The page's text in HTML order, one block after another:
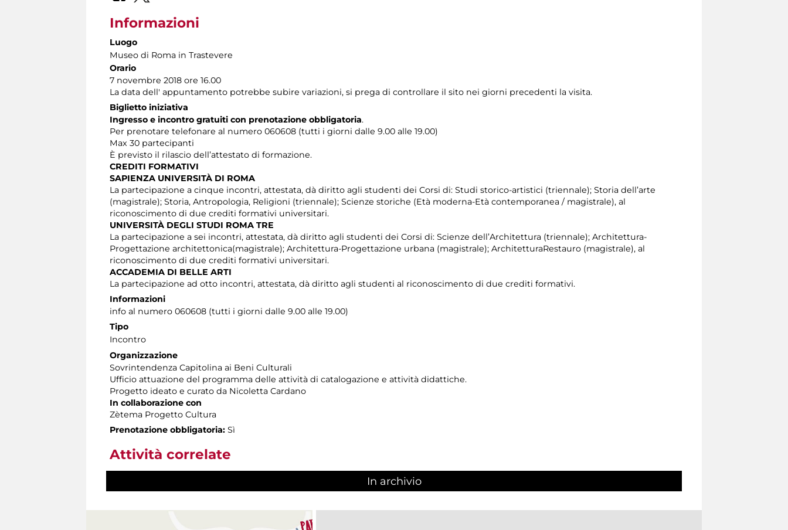
Informazioni
Luogo
Museo di Roma in Trastevere
Orario
7 novembre 2018 ore 16.00
La data dell' appuntamento potrebbe subire variazioni, si prega di controllare il sito nei giorni precedenti la visita.
Biglietto iniziativa
Ingresso e incontro gratuiti con prenotazione obbligatoria.
Per prenotare telefonare al numero 060608 (tutti i giorni dalle 9.00 alle 19.00)
Max 30 partecipanti
È previsto il rilascio dell’attestato di formazione.
CREDITI FORMATIVI
SAPIENZA UNIVERSITÀ DI ROMA
La partecipazione a cinque incontri, attestata, dà diritto agli studenti dei Corsi di: Studi storico-artistici (triennale); Storia dell’arte
(magistrale); Storia, Antropologia, Religioni (triennale); Scienze storiche (Età moderna-Età contemporanea / magistrale), al
riconoscimento di due crediti formativi universitari.
UNIVERSITÀ DEGLI STUDI ROMA TRE
La partecipazione a sei incontri, attestata, dà diritto agli studenti dei Corsi di: Scienze dell’Architettura (triennale); Architettura-
Progettazione architettonica(magistrale); Architettura-Progettazione urbana (magistrale); ArchitetturaRestauro (magistrale), al
riconoscimento di due crediti formativi universitari.
ACCADEMIA DI BELLE ARTI
La partecipazione ad otto incontri, attestata, dà diritto agli studenti al riconoscimento di due crediti formativi.
Informazioni
info al numero 060608 (tutti i giorni dalle 9.00 alle 19.00)
Tipo
Incontro
Organizzazione
Sovrintendenza Capitolina ai Beni Culturali
Ufficio attuazione del programma delle attività di catalogazione e attività didattiche.
Progetto ideato e curato da Nicoletta Cardano
In collaborazione con
Zètema Progetto Cultura
Prenotazione obbligatoria: Sì
Attività correlate
In archivio